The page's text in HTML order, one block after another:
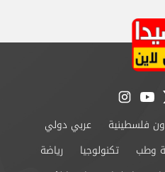
youtube
instagram
فلسطينية
عربي دولي
وطب تكنولوجيا
رياضة